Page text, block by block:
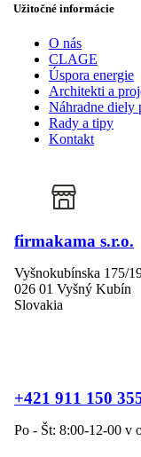
Užitočné informácie
O nás
CLAGE
Úspora energie
Architekti a
Náhradne diely
Rady a tipy
Kontakt
firmakama s.r.o.
Vyšnokubínska 175/
026 01 Vyšný Kubín
Slovakia
+421 911 150
Po - Št: 8:00-12-00 v